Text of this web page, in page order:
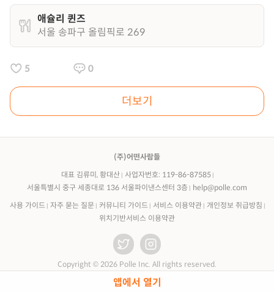
앱에서 열기
애슐리 퀸즈
서울 송파구 올림픽로 269
5 0
더보기
(주)어떤사람들
대표 김류미, 황대산
사업자번호: 119-86-87585
서울특별시 중구 세종대로 136 서울파이낸스센터 3층
help@polle.com
사용 가이드 자주 묻는 질문 커뮤니티 가이드 서비스 이용약관
개인정보 취급방침
위치기반서비스 이용약관
Copyright © 2026 Polle Inc. All rights reserved.